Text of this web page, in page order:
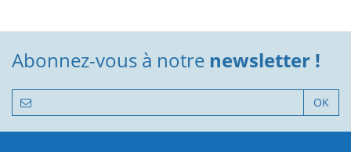
Abonnez-vous à notre newsletter !
OK